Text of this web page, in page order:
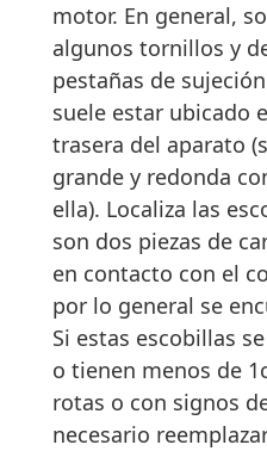
motor. En general,
algunos tornillos y
pestañas de
suele estar ubicado
trasera del aparato
grande y redonda
ella). Localiza las
son dos piezas de
en contacto con el
por lo general se
Si estas escobillas
o tienen menos de
rotas o con signos
necesario